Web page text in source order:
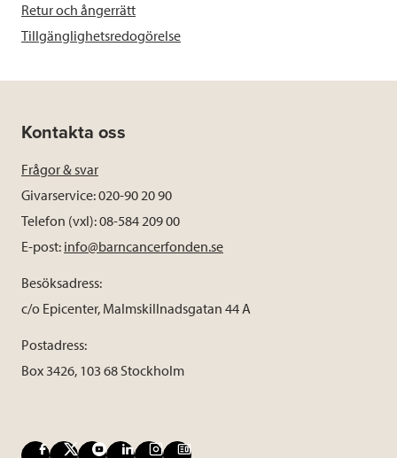
Retur och ångerrätt
Tillgänglighetsredogörelse
Kontakta oss
Frågor & svar
Givarservice: 020-90 20 90
Telefon (vxl): 08-584 209 00
E-post: info@barncancerfonden.se
Besöksadress:
c/o Epicenter, Malmskillnadsgatan 44 A
Postadress:
Box 3426, 103 68 Stockholm